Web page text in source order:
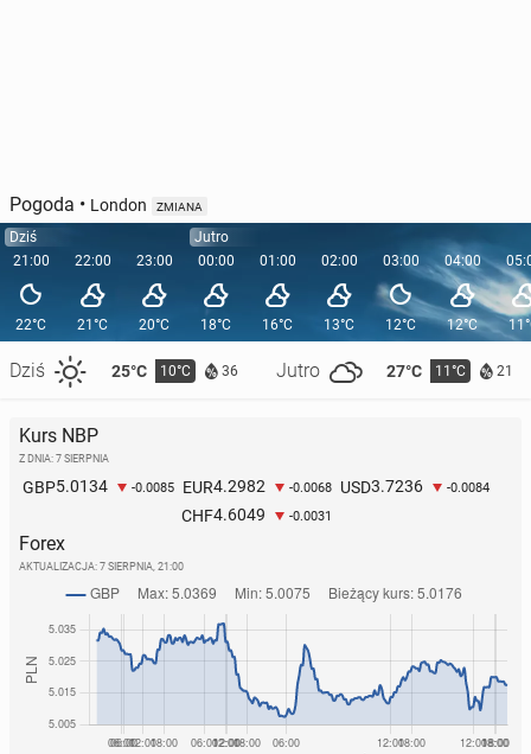
Pogoda • London ZMIANA
Dziś
21:00
22°C
Dziś 25°C 10°C 36 Jutro 27°C 11°C 21
22:00
21°C
23:00
20°C
Jutro
00:00
18°C
01:00
16°C
02:00
13°C
03:00
12°C
04:00
12°C
Kurs NBP
Z DNIA: 7 SIERPNIA
GBP5.0134 -0.0085 EUR4.2982 -0.0068 USD3.7236 -0.0084
CHF4.6049 -0.0031
Forex
AKTUALIZACJA: 7 SIERPNIA, 21:00